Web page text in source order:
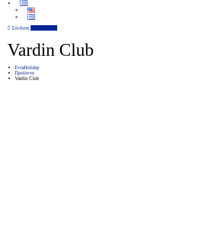
Σύνδεση
Vardin Club
EviaHoliday
Προϊόντα
Vardin Club